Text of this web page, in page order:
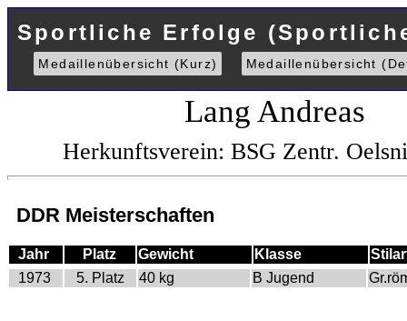
Sportliche Erfolge
Medaillenübersicht (Kurz) Medaillenübersicht
Lang Andreas
Herkunftsverein: BSG Zentr.
DDR Meisterschaften
Jahr Platz Gewicht Klasse
1973
5. Platz 40 kg B Jugend